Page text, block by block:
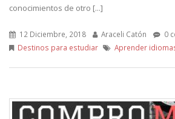
conocimientos de otro [...]
12 Diciembre, 2018 Araceli Catón
0
Destinos para estudiar
Aprender